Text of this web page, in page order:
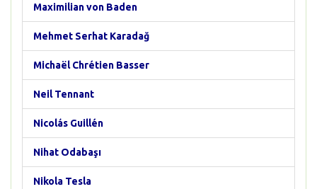
Maximilian von Baden
Mehmet Serhat Karadağ
Michaël Chrétien Basser
Neil Tennant
Nicolás Guillén
Nihat Odabaşı
Nikola Tesla